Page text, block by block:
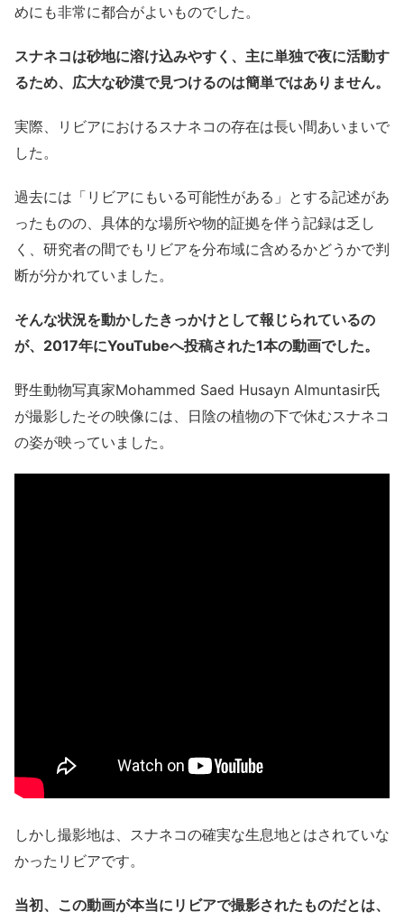
めにも非常に都合がよいものでした。
スナネコは砂地に溶け込みやすく、主に単独で夜に活動す
るため、広大な砂漠で見つけるのは簡単ではありません。
実際、リビアにおけるスナネコの存在は長い間あいまいで
した。
過去には「リビアにもいる可能性がある」とする記述があ
ったものの、具体的な場所や物的証拠を伴う記録は乏し
く、研究者の間でもリビアを分布域に含めるかどうかで判
断が分かれていました。
そんな状況を動かしたきっかけとして報じられているの
が、2017年にYouTubeへ投稿された1本の動画でした。
野生動物写真家Mohammed Saed Husayn Almuntasir氏
が撮影したその映像には、日陰の植物の下で休むスナネコ
の姿が映っていました。
しかし撮影地は、スナネコの確実な生息地とはされていな
かったリビアです。
当初、この動画が本当にリビアで撮影されたものだとは、